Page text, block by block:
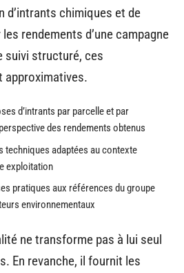
d’intrants chimiques et de
rendements d’une campagne
suivi structuré, ces
approximatives.
d’intrants par parcelle et par
des rendements obtenus
techniques adaptées au contexte
exploitation
pratiques aux références du groupe
environnementaux
ne transforme pas à lui seul
En revanche, il fournit les